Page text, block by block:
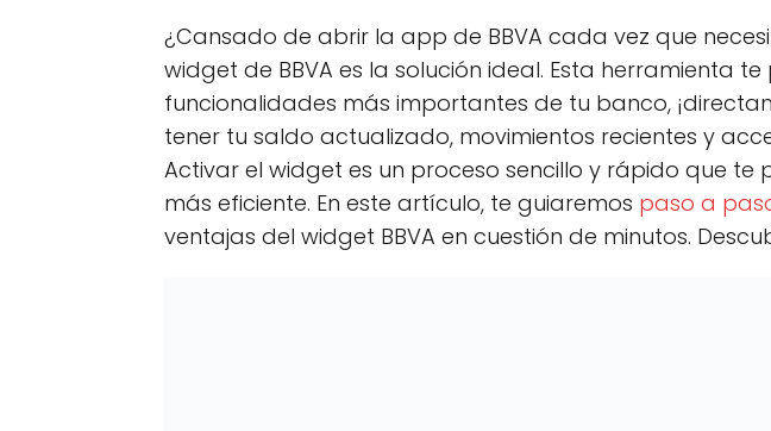
p
a
r
t
i
e
n
p
a
r
t
i
e
n
¿Cansado de abrir la app de BBVA cada vez que
widget de BBVA es la solución ideal. Esta herramienta
funcionalidades más importantes de tu banco,
tener tu saldo actualizado, movimientos recientes y
Activar el widget es un proceso sencillo y rápido que
más eficiente. En este artículo, te guiaremos paso a
ventajas del widget BBVA en cuestión de minutos.